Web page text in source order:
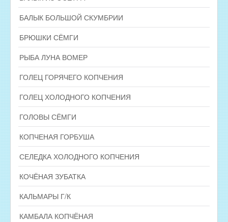
БАЛЫК БОЛЬШОЙ СКУМБРИИ
БРЮШКИ СЁМГИ
РЫБА ЛУНА ВОМЕР
ГОЛЕЦ ГОРЯЧЕГО КОПЧЕНИЯ
ГОЛЕЦ ХОЛОДНОГО КОПЧЕНИЯ
ГОЛОВЫ СЁМГИ
КОПЧЕНАЯ ГОРБУША
СЕЛЕДКА ХОЛОДНОГО КОПЧЕНИЯ
КОЧЁНАЯ ЗУБАТКА
КАЛЬМАРЫ Г/К
КАМБАЛА КОПЧЁНАЯ